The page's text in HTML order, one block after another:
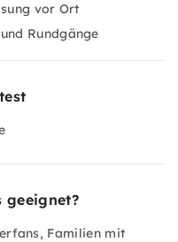
vor Ort
Rundgänge
geeignet?
Familien mit